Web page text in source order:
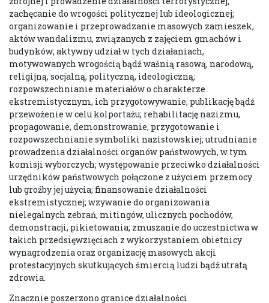
zachęcanie do wrogości politycznej lub ideologicznej;
organizowanie i przeprowadzanie masowych zamieszek,
aktów wandalizmu, związanych z zajęciem gmachów i
budynków; aktywny udział w tych działaniach,
motywowanych wrogością bądź waśnią rasową, narodową,
religijną, socjalną, polityczną, ideologiczną;
rozpowszechnianie materiałów o charakterze
ekstremistycznym, ich przygotowywanie, publikację bądź
przewożenie w celu kolportażu; rehabilitację nazizmu,
propagowanie, demonstrowanie, przygotowanie i
rozpowszechnianie symboliki nazistowskiej; utrudnianie
prowadzenia działalności organów państwowych, w tym
komisji wyborczych; występowanie przeciwko działalności
urzędników państwowych połączone z użyciem przemocy
lub groźby jej użycia; finansowanie działalności
ekstremistycznej; wzywanie do organizowania
nielegalnych zebrań, mitingów, ulicznych pochodów,
demonstracji, pikietowania; zmuszanie do uczestnictwa w
takich przedsięwzięciach z wykorzystaniem obietnicy
wynagrodzenia oraz organizację masowych akcji
protestacyjnych skutkujących śmiercią ludzi bądź utratą
zdrowia.
Znacznie poszerzono granice działalności